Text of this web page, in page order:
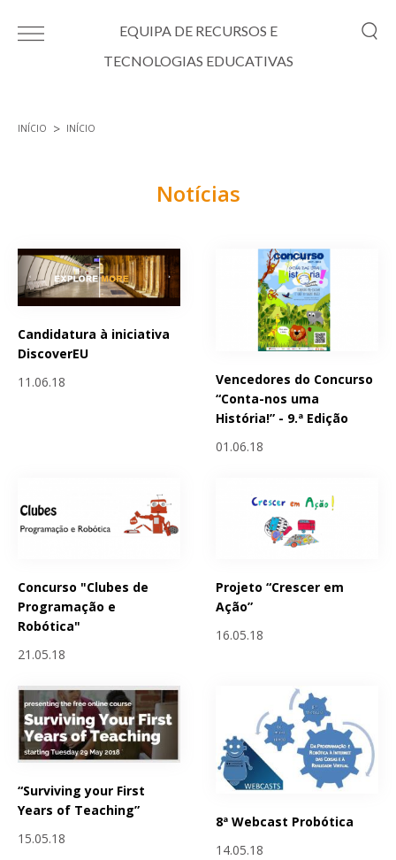
EQUIPA DE RECURSOS E
TECNOLOGIAS EDUCATIVAS
INÍCIO INÍCIO
Notícias
Candidatura à iniciativa
DiscoverEU
11.06.18
Vencedores do Concurso
“Conta-nos uma
História!” - 9.ª Edição
01.06.18
Concurso "Clubes de
Programação e
Robótica"
21.05.18
Projeto “Crescer em
Ação”
16.05.18
“Surviving your First
Years of Teaching”
15.05.18
8ª Webcast Probótica
14.05.18
Páginas